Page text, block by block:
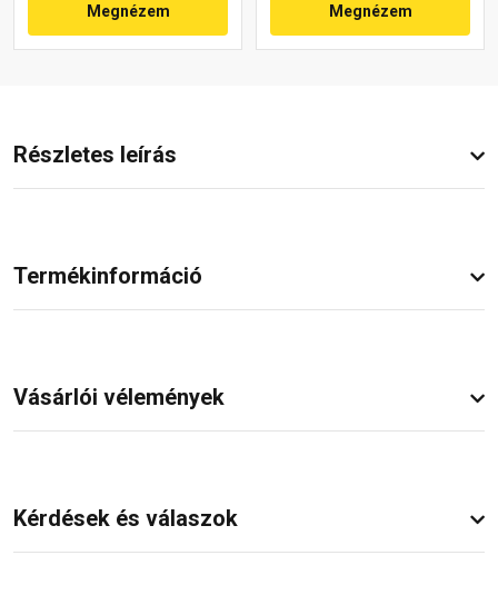
Megnézem Megnézem
Részletes leírás
Termékinformáció
Vásárlói vélemények
Kérdések és válaszok